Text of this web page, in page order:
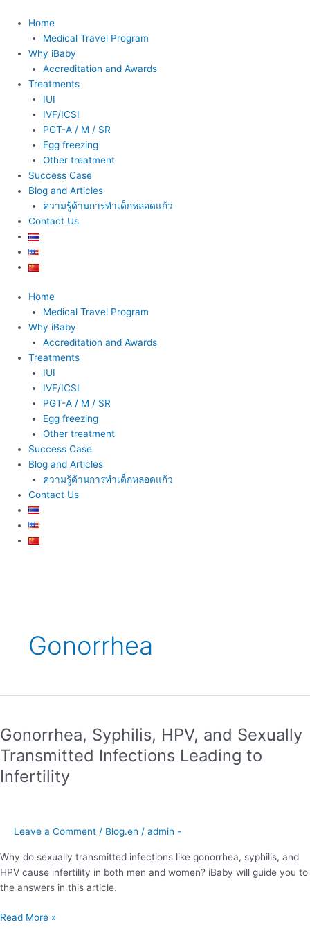
content
Home
Medical Travel Program
Why iBaby
Accreditation and Awards
Treatments
IUI
IVF/ICSI
PGT-A / M / SR
Egg freezing
Other treatment
Success Case
Blog and Articles
ความรู้ด้านการทำเด็กหลอดแก้ว
Contact Us
Home
Medical Travel Program
Why iBaby
Accreditation and Awards
Treatments
IUI
IVF/ICSI
PGT-A / M / SR
Egg freezing
Other treatment
Success Case
Blog and Articles
ความรู้ด้านการทำเด็กหลอดแก้ว
Contact Us
Gonorrhea
Gonorrhea, Syphilis, HPV, and Sexually
Transmitted Infections Leading to
Infertility
Leave a Comment / Blog.en / admin -
Why do sexually transmitted infections like gonorrhea, syphilis, and
HPV cause infertility in both men and women? iBaby will guide you to
the answers in this article.
HPV,
and
Sexually
Transmitted
Read More »